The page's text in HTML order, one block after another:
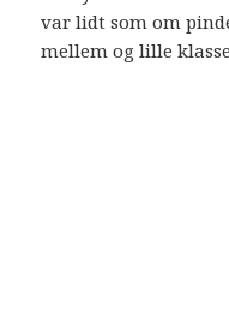
var lidt som om
mellem og lille